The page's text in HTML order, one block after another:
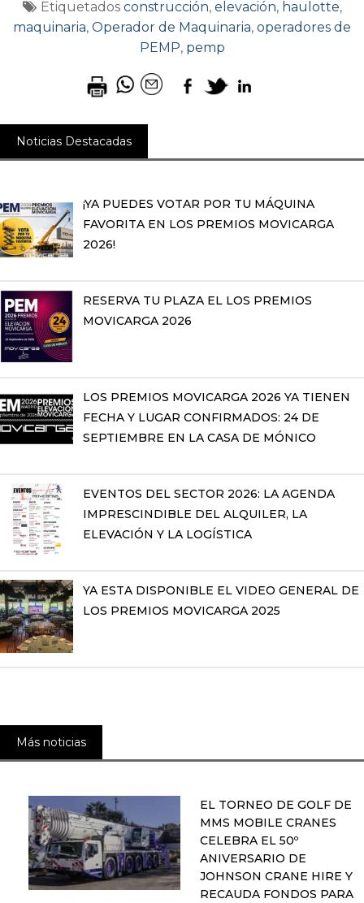
Etiquetados construcción, elevación, haulotte,
maquinaria, Operador de Maquinaria, operadores de
PEMP, pemp
Noticias Destacadas
¡YA PUEDES VOTAR POR TU MÁQUINA
FAVORITA EN LOS PREMIOS MOVICARGA
2026!
RESERVA TU PLAZA EL LOS PREMIOS
MOVICARGA 2026
LOS PREMIOS MOVICARGA 2026 YA TIENEN
FECHA Y LUGAR CONFIRMADOS: 24 DE
SEPTIEMBRE EN LA CASA DE MÓNICO
EVENTOS DEL SECTOR 2026: LA AGENDA
IMPRESCINDIBLE DEL ALQUILER, LA
ELEVACIÓN Y LA LOGÍSTICA
YA ESTA DISPONIBLE EL VIDEO GENERAL DE
LOS PREMIOS MOVICARGA 2025
Más noticias
EL TORNEO DE GOLF DE
MMS MOBILE CRANES
CELEBRA EL 50º
ANIVERSARIO DE
JOHNSON CRANE HIRE Y
RECAUDA FONDOS PARA